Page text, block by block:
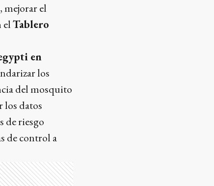
mejorar el
elTablero
en
los
del mosquito
los datos
de riesgo
de control a